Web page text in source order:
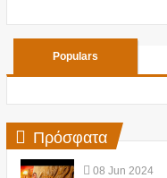
Populars
Πρόσφατα
08 Jun 2024